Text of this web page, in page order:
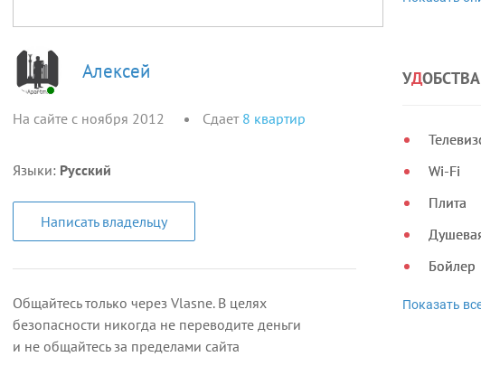
Алексей
На сайте с ноября 2012 Сдает 8 квартир
Языки: Русский
Написать владельцу
Общайтесь только через Vlasne. В целях
безопасности никогда не переводите деньги
и не общайтесь за пределами сайта
УДОБСТВА
Wi-Fi
Плита
Бойлер